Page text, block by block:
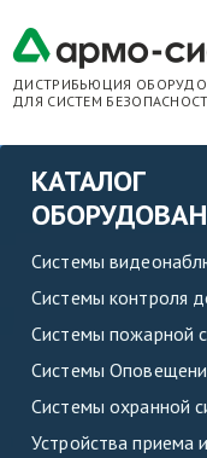
ДИСТРИБЬЮЦИЯ
ДЛЯ СИСТЕМ
КАТАЛОГ
Системы
Системы контроля
Системы пожарной
Системы
Системы охранной
Устройства приема